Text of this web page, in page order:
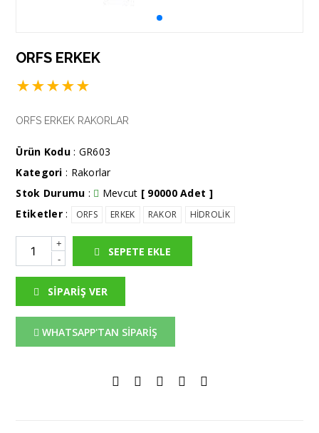
ORFS ERKEK
★★★★★
ORFS ERKEK RAKORLAR
Ürün Kodu: GR603
Kategori : Rakorlar
Stok Durumu : Mevcut [ 90000 Adet ]
Etiketler: ORFS ERKEK RAKOR HİDROLİK
+
-
SEPETE EKLE
SİPARİŞ VER
WHATSAPP'TAN SİPARİŞ